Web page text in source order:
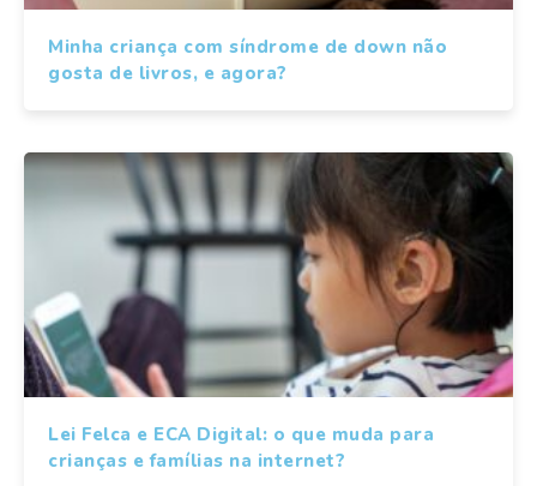
Minha criança com síndrome de down não
gosta de livros, e agora?
Lei Felca e ECA Digital: o que muda para
crianças e famílias na internet?